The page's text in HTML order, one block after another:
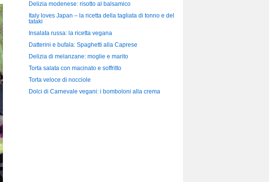
Delizia modenese: risotto al balsamico
Italy loves Japan – la ricetta della tagliata di tonno e del
tataki
Insalata russa: la ricetta vegana
Datterini e bufala: Spaghetti alla Caprese
Delizia di melanzane: moglie e marito
Torta salata con macinato e soffritto
Torta veloce di nocciole
Dolci di Carnevale vegani: i bomboloni alla crema